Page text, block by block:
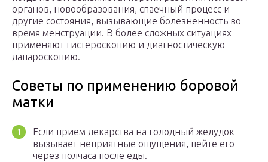
органов, новообразования, спаечный процесс и
другие состояния, вызывающие болезненность во
время менструации. В более сложных ситуациях
применяют гистероскопию и диагностическую
лапароскопию.
Советы по применению боровой
матки
Если прием лекарства на голодный желудок
вызывает неприятные ощущения, пейте его
через полчаса после еды.